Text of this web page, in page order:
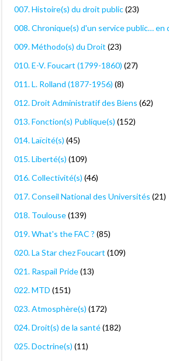
007. Histoire(s) du droit public(23)
008. Chronique(s) d'un service public… en
009. Méthodo(s) du Droit (23)
010. E-V. Foucart (1799-1860) (27)
011. L. Rolland (1877-1956) (8)
012. Droit Administratif des Biens (62)
013. Fonction(s) Publique(s) (152)
014. Laïcité(s) (45)
015. Liberté(s) (109)
016. Collectivité(s) (46)
017. Conseil National des Universités (21)
018. Toulouse(139)
019. What's the FAC ? (85)
020. La Star chez Foucart (109)
021. Raspail Pride(13)
022. MTD (151)
023. Atmosphère(s) (172)
024. Droit(s) de la santé(182)
025. Doctrine(s) (11)